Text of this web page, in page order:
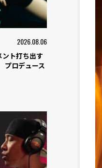
2026.08.06
ト打ち出す
プロデュース